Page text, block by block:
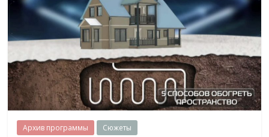
Архив программы Сюжеты